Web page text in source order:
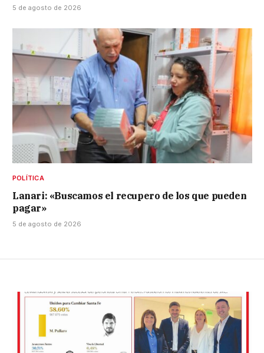
5 de agosto de 2026
POLÍTICA
Lanari: «Buscamos el recupero de los que pueden
pagar»
5 de agosto de 2026